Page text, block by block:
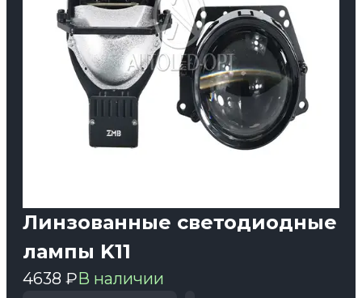
Линзованные светодиодные
лампы K11
4638 ₽В наличии